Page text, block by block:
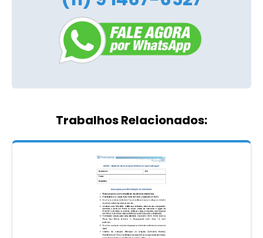
Trabalhos Relacionados: